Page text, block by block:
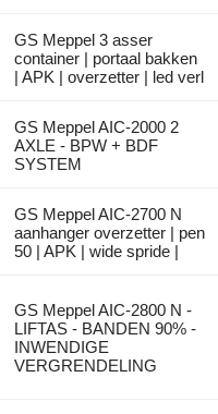
GS Meppel 3 asser
container | portaal bakken
| APK | overzetter | led verl
GS Meppel AIC-2000 2
AXLE - BPW + BDF
SYSTEM
GS Meppel AIC-2700 N
aanhanger overzetter | pen
50 | APK | wide spride |
GS Meppel AIC-2800 N -
LIFTAS - BANDEN 90% -
INWENDIGE
VERGRENDELING